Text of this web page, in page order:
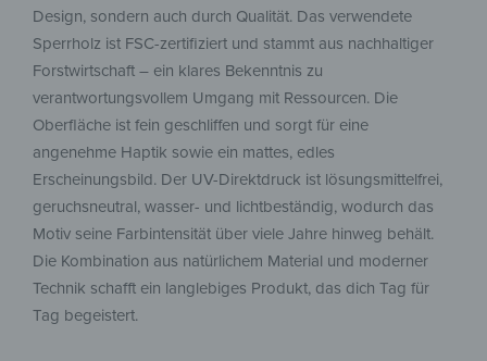
Design, sondern auch durch Qualität. Das verwendete
Sperrholz ist FSC-zertifiziert und stammt aus nachhaltiger
Forstwirtschaft – ein klares Bekenntnis zu
verantwortungsvollem Umgang mit Ressourcen. Die
Oberfläche ist fein geschliffen und sorgt für eine
angenehme Haptik sowie ein mattes, edles
Erscheinungsbild. Der UV-Direktdruck ist lösungsmittelfrei,
geruchsneutral, wasser- und lichtbeständig, wodurch das
Motiv seine Farbintensität über viele Jahre hinweg behält.
Die Kombination aus natürlichem Material und moderner
Technik schafft ein langlebiges Produkt, das dich Tag für
Tag begeistert.